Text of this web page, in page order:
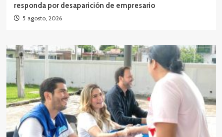
responda por desaparición de empresario
5 agosto, 2026